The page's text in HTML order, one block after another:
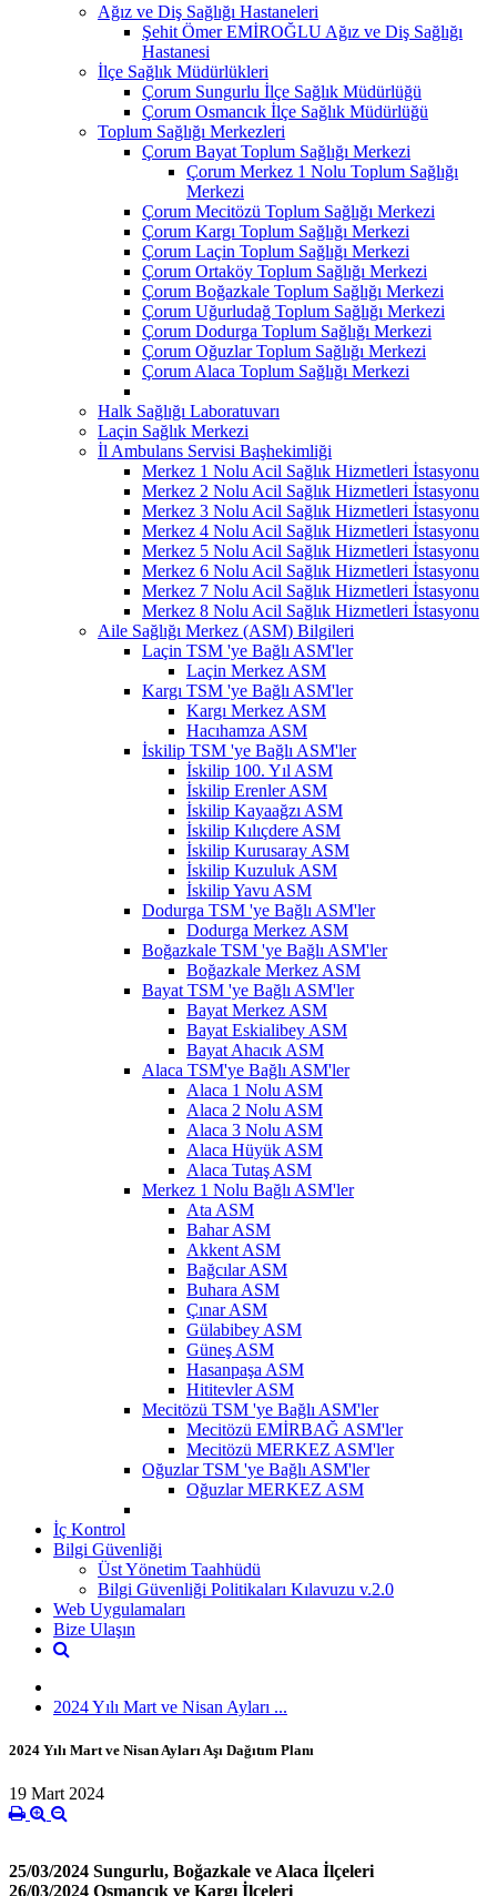
Ağız ve Diş Sağlığı Hastaneleri
Şehit Ömer EMİROĞLU Ağız ve Diş Sağlığı
Hastanesi
İlçe Sağlık Müdürlükleri
Çorum Sungurlu İlçe Sağlık Müdürlüğü
Çorum Osmancık İlçe Sağlık Müdürlüğü
Toplum Sağlığı Merkezleri
Çorum Bayat Toplum Sağlığı Merkezi
Çorum Merkez 1 Nolu Toplum Sağlığı
Merkezi
Çorum Mecitözü Toplum Sağlığı Merkezi
Çorum Kargı Toplum Sağlığı Merkezi
Çorum Laçin Toplum Sağlığı Merkezi
Çorum Ortaköy Toplum Sağlığı Merkezi
Çorum Boğazkale Toplum Sağlığı Merkezi
Çorum Uğurludağ Toplum Sağlığı Merkezi
Çorum Dodurga Toplum Sağlığı Merkezi
Çorum Oğuzlar Toplum Sağlığı Merkezi
Çorum Alaca Toplum Sağlığı Merkezi
Halk Sağlığı Laboratuvarı
Laçin Sağlık Merkezi
İl Ambulans Servisi Başhekimliği
Merkez 1 Nolu Acil Sağlık Hizmetleri İstasyonu
Merkez 2 Nolu Acil Sağlık Hizmetleri İstasyonu
Merkez 3 Nolu Acil Sağlık Hizmetleri İstasyonu
Merkez 4 Nolu Acil Sağlık Hizmetleri İstasyonu
Merkez 5 Nolu Acil Sağlık Hizmetleri İstasyonu
Merkez 6 Nolu Acil Sağlık Hizmetleri İstasyonu
Merkez 7 Nolu Acil Sağlık Hizmetleri İstasyonu
Merkez 8 Nolu Acil Sağlık Hizmetleri İstasyonu
Aile Sağlığı Merkez (ASM) Bilgileri
Laçin TSM 'ye Bağlı ASM'ler
Laçin Merkez ASM
Kargı TSM 'ye Bağlı ASM'ler
Kargı Merkez ASM
Hacıhamza ASM
İskilip TSM 'ye Bağlı ASM'ler
İskilip 100. Yıl ASM
İskilip Erenler ASM
İskilip Kayaağzı ASM
İskilip Kılıçdere ASM
İskilip Kurusaray ASM
İskilip Kuzuluk ASM
İskilip Yavu ASM
Dodurga TSM 'ye Bağlı ASM'ler
Dodurga Merkez ASM
Boğazkale TSM 'ye Bağlı ASM'ler
Boğazkale Merkez ASM
Bayat TSM 'ye Bağlı ASM'ler
Bayat Merkez ASM
Bayat Eskialibey ASM
Bayat Ahacık ASM
Alaca TSM'ye Bağlı ASM'ler
Alaca 1 Nolu ASM
Alaca 2 Nolu ASM
Alaca 3 Nolu ASM
Alaca Hüyük ASM
Alaca Tutaş ASM
Merkez 1 Nolu Bağlı ASM'ler
Ata ASM
Bahar ASM
Akkent ASM
Bağcılar ASM
Buhara ASM
Çınar ASM
Gülabibey ASM
Güneş ASM
Hasanpaşa ASM
Hititevler ASM
Mecitözü TSM 'ye Bağlı ASM'ler
Mecitözü EMİRBAĞ ASM'ler
Mecitözü MERKEZ ASM'ler
Oğuzlar TSM 'ye Bağlı ASM'ler
Oğuzlar MERKEZ ASM
İç Kontrol
Bilgi Güvenliği
Üst Yönetim Taahhüdü
Bilgi Güvenliği Politikaları Kılavuzu v.2.0
Web Uygulamaları
Bize Ulaşın
2024 Yılı Mart ve Nisan Ayları ...
2024 Yılı Mart ve Nisan Ayları Aşı Dağıtım Planı
19 Mart 2024
25/03/2024 Sungurlu, Boğazkale ve Alaca İlçeleri
26/03/2024 Osmancık ve Kargı İlçeleri